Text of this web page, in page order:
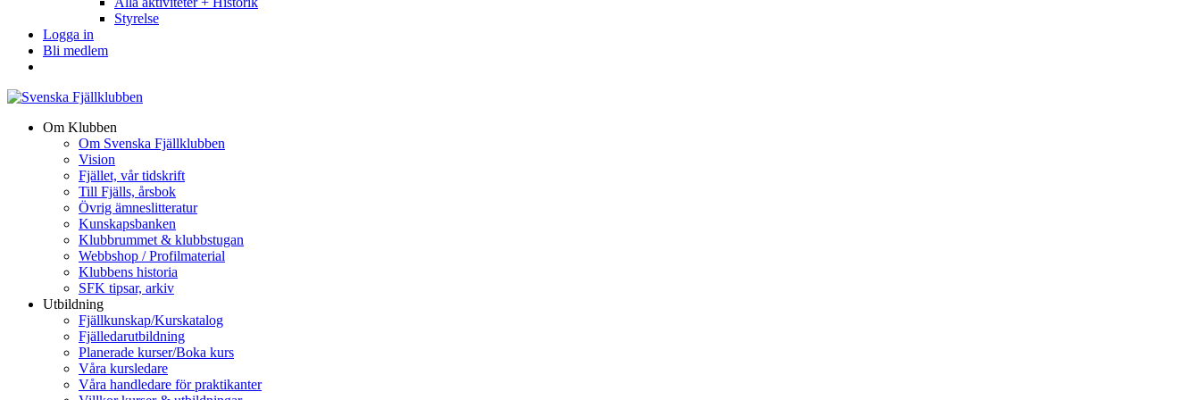
Styrelse
Logga in
Bli medlem
Om Klubben
Om Svenska Fjällklubben
Vision
Fjället, vår tidskrift
Till Fjälls, årsbok
Övrig ämneslitteratur
Kunskapsbanken
Klubbrummet & klubbstugan
Webbshop / Profilmaterial
Klubbens historia
SFK tipsar, arkiv
Utbildning
Fjällkunskap/Kurskatalog
Fjälledarutbildning
Planerade kurser/Boka kurs
Våra kursledare
Våra handledare för praktikanter